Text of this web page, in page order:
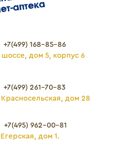
+7(499) 168-85-86
дом 5, корпус 6
+7(499) 261-70-83
дом 28
+7(495) 962-00-81
дом 1.